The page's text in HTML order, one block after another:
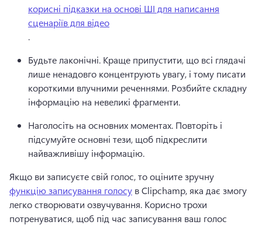
корисні підказки на основі ШІ для написання
сценаріїв для відео
.
Будьте лаконічні. Краще припустити, що всі глядачі
лише ненадовго концентрують увагу, і тому писати
короткими влучними реченнями. Розбийте складну
інформацію на невеликі фрагменти.
Наголосіть на основних моментах. Повторіть і
підсумуйте основні тези, щоб підкреслити
найважливішу інформацію.
Якщо ви записуєте свій голос, то оціните зручну
функцію записування голосу в Clipchamp, яка дає змогу
легко створювати озвучування. Корисно трохи
потренуватися, щоб під час записування ваш голос